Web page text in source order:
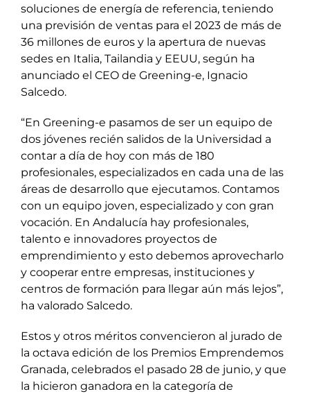
soluciones de energía de referencia, teniendo
una previsión de ventas para el 2023 de más de
36 millones de euros y la apertura de nuevas
sedes en Italia, Tailandia y EEUU, según ha
anunciado el CEO de Greening-e, Ignacio
Salcedo.
“En Greening-e pasamos de ser un equipo de
dos jóvenes recién salidos de la Universidad a
contar a día de hoy con más de 180
profesionales, especializados en cada una de las
áreas de desarrollo que ejecutamos. Contamos
con un equipo joven, especializado y con gran
vocación. En Andalucía hay profesionales,
talento e innovadores proyectos de
emprendimiento y esto debemos aprovecharlo
y cooperar entre empresas, instituciones y
centros de formación para llegar aún más lejos”,
ha valorado Salcedo.
Estos y otros méritos convencieron al jurado de
la octava edición de los Premios Emprendemos
Granada, celebrados el pasado 28 de junio, y que
la hicieron ganadora en la categoría de